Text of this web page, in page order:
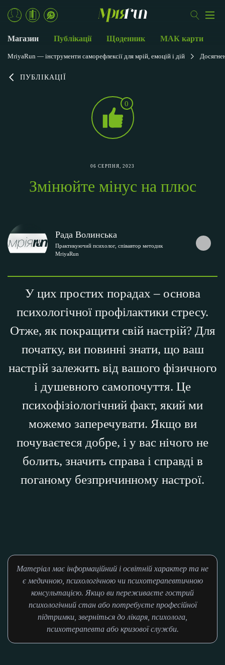
ПУБЛІКАЦІЇ
0
06 СЕРПНЯ, 2023
Змінюйте мінус на плюс
Рада Волинська
Практикуючий психолог, співавтор методик
MriyaRun
У цих простих порадах – основа
психологічної профілактики стресу.
Отже, як покращити свій настрій? Для
початку, ви повинні знати, що ваш
настрій залежить від вашого фізичного
і душевного самопочуття. Це
психофізіологічний факт, який ми
можемо заперечувати. Якщо ви
почуваєтеся добре, і у вас нічого не
болить, значить справа і справді в
поганому безпричинному настрої.
Матеріал має інформаційний і освітній характер та не
є медичною, психологічною чи психотерапевтичною
консультацією. Якщо ви переживаєте гострий
психологічний стан або потребуєте професійної
підтримки, зверніться до лікаря, психолога,
психотерапевта або кризової служби.
Магазин Публікації Щоденник МАК карти
MriyaRun — інструменти саморефлексії для мрій, емоцій і дій